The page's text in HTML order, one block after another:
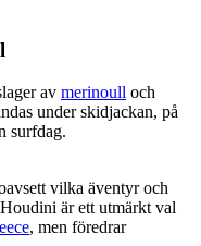
av merinoull och
under skidjackan, på
surfdag.
vilka äventyr och
är ett utmärkt val
, men föredrar